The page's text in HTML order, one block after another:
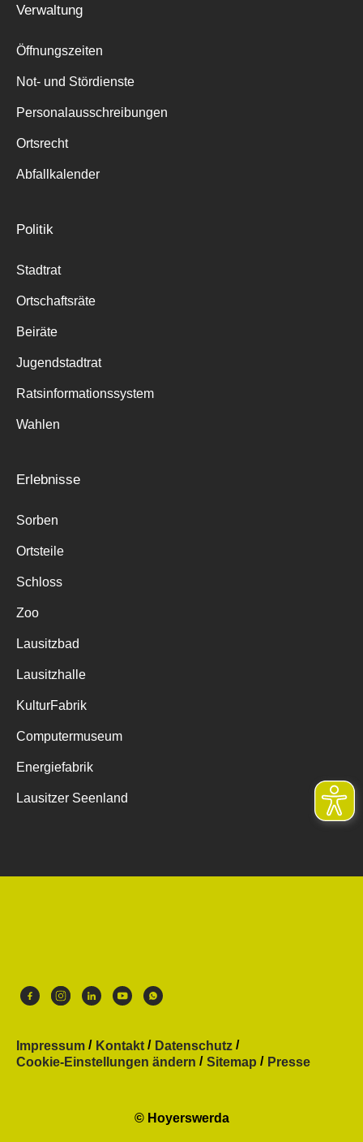
Suche
Verwaltung
Öffnungszeiten
Not- und Stördienste
Personalausschreibungen
Ortsrecht
Abfallkalender
Politik
Stadtrat
Ortschaftsräte
Beiräte
Jugendstadtrat
Ratsinformationssystem
Wahlen
Erlebnisse
Sorben
Ortsteile
Schloss
Zoo
Lausitzbad
Lausitzhalle
KulturFabrik
Computermuseum
Energiefabrik
Lausitzer Seenland
Impressum Kontakt
Datenschutz
Cookie-Einstellungen ändern
Sitemap Presse
© Hoyerswerda